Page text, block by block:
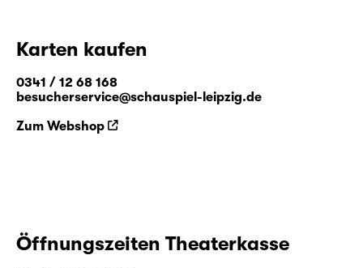
Karten kaufen
0341 / 12 68 168
besucherservice@schauspiel-leipzig.de
Zum Webshop
Öffnungszeiten Theaterkasse